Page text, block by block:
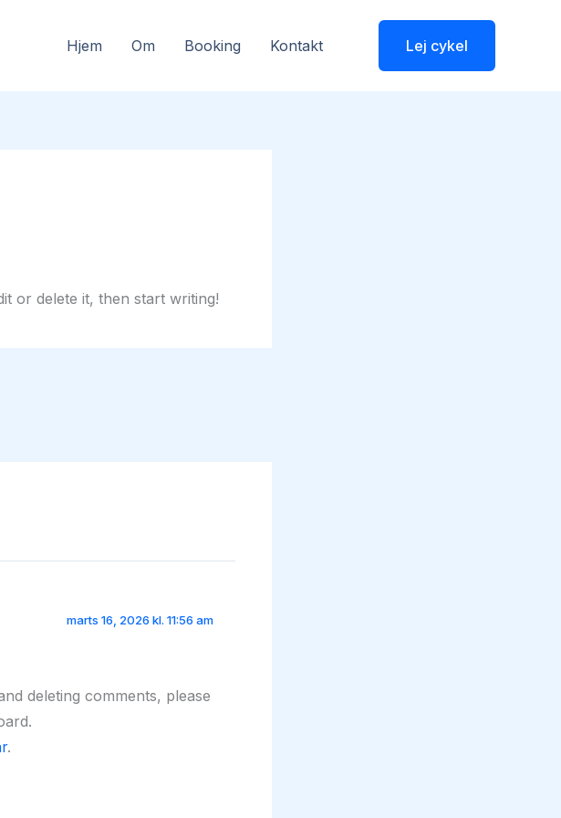
Hjem Om Booking Kontakt Lej cykel
or delete it, then start writing!
marts 16, 2026 kl. 11:56 am
deleting comments, please
.